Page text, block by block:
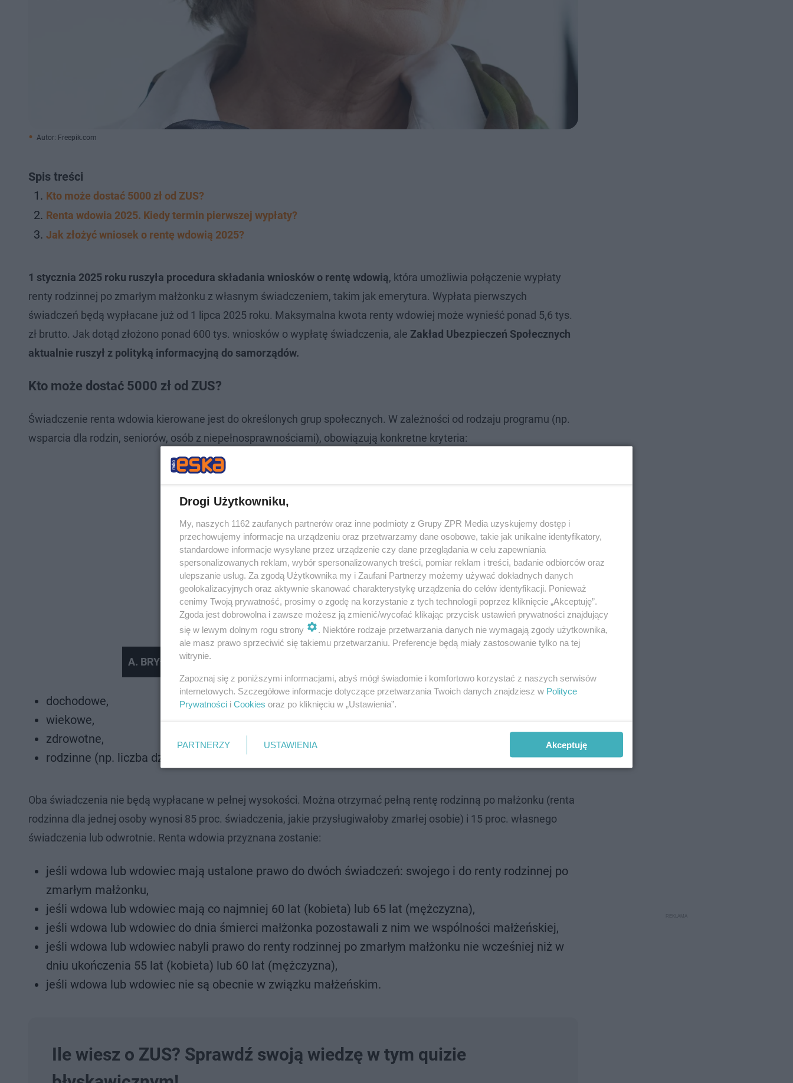
Autor: Freepik.com
Spis treści
Kto może dostać 5000 zł od ZUS?
Renta wdowia 2025. Kiedy termin pierwszej wypłaty?
Jak złożyć wniosek o rentę wdowią 2025?
1 stycznia 2025 roku ruszyła procedura składania wniosków o rentę wdowią, która umożliwia połączenie wypłaty
renty rodzinnej po zmarłym małżonku z własnym świadczeniem, takim jak emerytura. Wypłata pierwszych
świadczeń będą wypłacane już od 1 lipca 2025 roku. Maksymalna kwota renty wdowiej może wynieść ponad 5,6 tys.
zł brutto. Jak dotąd złożono ponad 600 tys. wniosków o wypłatę świadczenia, ale Zakład Ubezpieczeń Społecznych
aktualnie ruszył z polityką informacyjną do samorządów.
Kto może dostać 5000 zł od ZUS?
Świadczenie renta wdowia kierowane jest do określonych grup społecznych. W zależności od rodzaju programu (np.
wsparcia dla rodzin, seniorów, osób z niepełnosprawnościami), obowiązują konkretne kryteria:
A. BRYŁKA: 13 i 14 EMERYTURA DO LIKWIDACJI
dochodowe,
wiekowe,
zdrowotne,
rodzinne (np. liczba dzieci lub osób na utrzymaniu).
Oba świadczenia nie będą wypłacane w pełnej wysokości. Można otrzymać pełną rentę rodzinną po małżonku (renta
rodzinna dla jednej osoby wynosi 85 proc. świadczenia, jakie przysługiwałoby zmarłej osobie) i 15 proc. własnego
świadczenia lub odwrotnie. Renta wdowia przyznana zostanie:
jeśli wdowa lub wdowiec mają ustalone prawo do dwóch świadczeń: swojego i do renty rodzinnej po
zmarłym małżonku,
jeśli wdowa lub wdowiec mają co najmniej 60 lat (kobieta) lub 65 lat (mężczyzna),
jeśli wdowa lub wdowiec do dnia śmierci małżonka pozostawali z nim we wspólności małżeńskiej,
jeśli wdowa lub wdowiec nabyli prawo do renty rodzinnej po zmarłym małżonku nie wcześniej niż w
dniu ukończenia 55 lat (kobieta) lub 60 lat (mężczyzna),
jeśli wdowa lub wdowiec nie są obecnie w związku małżeńskim.
Ile wiesz o ZUS? Sprawdź swoją wiedzę w tym quizie
Drogi Użytkowniku,
My, naszych 1162 zaufanych partnerów oraz inne podmioty z Grupy ZPR Media uzyskujemy dostęp i
przechowujemy informacje na urządzeniu oraz przetwarzamy dane osobowe, takie jak unikalne identyfikatory,
standardowe informacje wysyłane przez urządzenie czy dane przeglądania w celu zapewniania
spersonalizowanych reklam, wybór spersonalizowanych treści, pomiar reklam i treści, badanie odbiorców oraz
ulepszanie usług. Za zgodą Użytkownika my i Zaufani Partnerzy możemy używać dokładnych danych
geolokalizacyjnych oraz aktywnie skanować charakterystykę urządzenia do celów identyfikacji. Ponieważ
cenimy Twoją prywatność, prosimy o zgodę na korzystanie z tych technologii poprzez kliknięcie „Akceptuję”.
Zgoda jest dobrowolna i zawsze możesz ją zmienić/wycofać klikając przycisk ustawień prywatności znajdujący
się w lewym dolnym rogu strony
. Niektóre rodzaje przetwarzania danych nie wymagają zgody użytkownika,
ale masz prawo sprzeciwić się takiemu przetwarzaniu. Preferencje będą miały zastosowanie tylko na tej
witrynie.
Zapoznaj się z poniższymi informacjami, abyś mógł świadomie i komfortowo korzystać z naszych serwisów
internetowych. Szczegółowe informacje dotyczące przetwarzania Twoich danych znajdziesz w Polityce
Prywatności i Cookies oraz po kliknięciu w „Ustawienia”.
PARTNERZY USTAWIENIA Akceptuję